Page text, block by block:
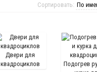
Сортировать:
Двери для
квадроциклов
Подогрев